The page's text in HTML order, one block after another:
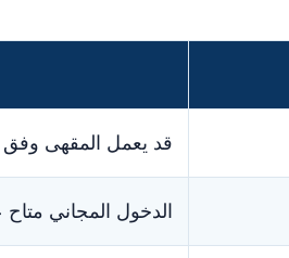
قد يعمل المقهى
الدخول المجاني متاح